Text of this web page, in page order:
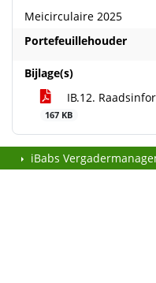
Meicirculaire 2025
Portefeuillehouder
Bijlage(s)
IB.12.
167 KB
iBabs